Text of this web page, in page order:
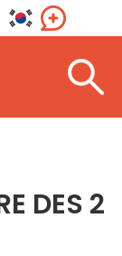
DES 2